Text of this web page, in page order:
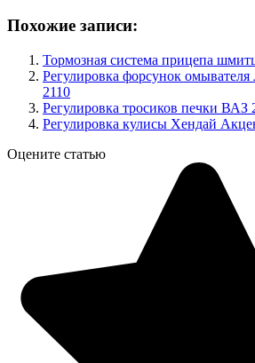
Похожие записи:
Тормозная система прицепа
Регулировка форсунок
2110
Регулировка тросиков печки ВАЗ
Регулировка кулисы Хендай
Оцените статью